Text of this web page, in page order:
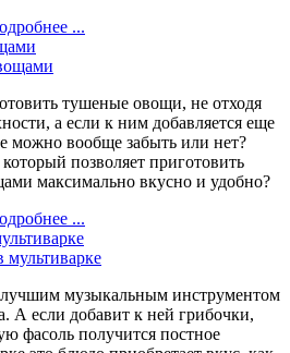
...
тушеные овощи, не отходя
а если к ним добавляется еще
можно вообще забыть или нет?
позволяет приготовить
максимально вкусно и удобно?
...
музыкальным инструментом
А если добавит к ней грибочки,
фасоль получится постное